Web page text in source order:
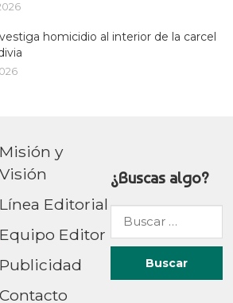
homicidio al interior de la carcel
Misión y
Visión
Línea Editorial
Equipo Editor
Publicidad
Contacto
¿Buscas algo?
Buscar
por: